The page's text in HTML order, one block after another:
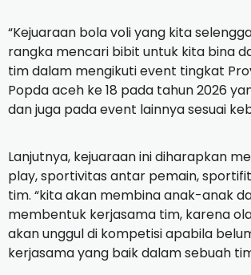
“Kejuaraan bola voli yang kita
rangka mencari bibit untuk kita bina
tim dalam mengikuti event tingkat
Popda aceh ke 18 pada tahun 2026
dan juga pada event lainnya sesuai
Lanjutnya, kejuaraan ini diharapkan
play, sportivitas antar pemain,
tim. “kita akan membina anak-anak
membentuk kerjasama tim, karena
akan unggul di kompetisi apabila
kerjasama yang baik dalam sebuah